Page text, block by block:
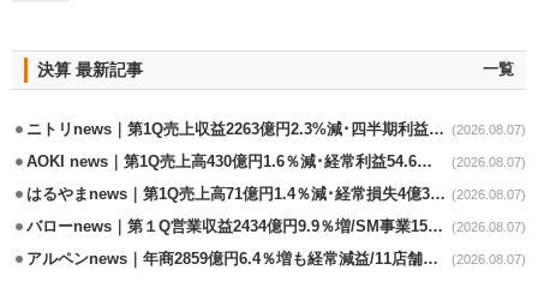
決算 最新記事 一覧
ニトリnews｜第1Q売上収益2263億円2.3%減･四半期利益1.4％減 (2026.08.07)
AOKI news｜第1Q売上高430億円1.6％減･経常利益54.6％減 (2026.08.07)
はるやまnews｜第1Q売上高71億円1.4％減･経常損失4億3800万円 (2026.08.07)
バローnews｜第１Q営業収益2434億円9.9％増/SM事業15.5％増と絶好調 (2026.08.07)
アルペンnews｜年商2859億円6.4％増も経常減益/11店舗出店､4店閉鎖 (2026.08.07)